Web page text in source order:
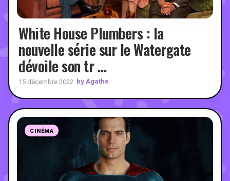
White House Plumbers : la
nouvelle série sur le Watergate
dévoile son tr …
15 décembre 2022 by Agathe
CINÉMA